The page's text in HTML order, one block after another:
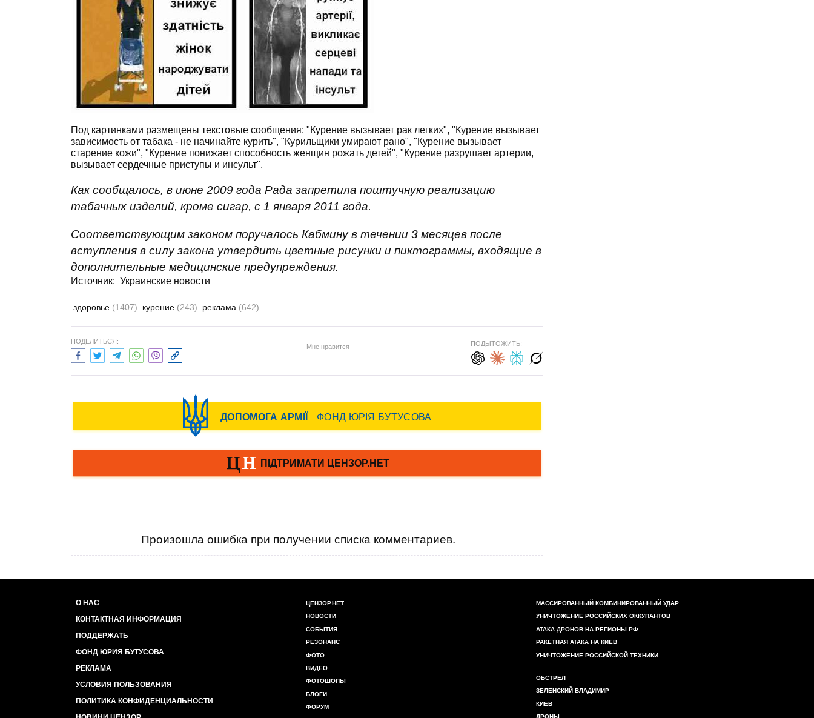
Под картинками размещены текстовые сообщения: "Курение вызывает рак легких", "Курение вызывает
зависимость от табака - не начинайте курить", "Курильщики умирают рано", "Курение вызывает
старение кожи", "Курение понижает способность женщин рожать детей", "Курение разрушает артерии,
вызывает сердечные приступы и инсульт".
Как сообщалось, в июне 2009 года Рада запретила поштучную реализацию
табачных изделий, кроме сигар, с 1 января 2011 года.
Соответствующим законом поручалось Кабмину в течении 3 месяцев после
вступления в силу закона утвердить цветные рисунки и пиктограммы, входящие в
дополнительные медицинские предупреждения.
Источник: Украинские новости
здоровье (1407) курение (243) реклама (642)
ПОДЕЛИТЬСЯ:
Мне нравится ПОДЫТОЖИТЬ:
Произошла ошибка при получении списка комментариев.
О НАС
КОНТАКТНАЯ ИНФОРМАЦИЯ
ПОДДЕРЖАТЬ
ФОНД ЮРИЯ БУТУСОВА
РЕКЛАМА
УСЛОВИЯ ПОЛЬЗОВАНИЯ
ПОЛИТИКА КОНФИДЕНЦИАЛЬНОСТИ
ЦЕНЗОР.НЕТ
НОВОСТИ
СОБЫТИЯ
РЕЗОНАНС
ФОТО
ВИДЕО
ФОТОШОПЫ
БЛОГИ
ФОРУМ
МАССИРОВАННЫЙ КОМБИНИРОВАННЫЙ УДАР
УНИЧТОЖЕНИЕ РОССИЙСКИХ ОККУПАНТОВ
АТАКА ДРОНОВ НА РЕГИОНЫ РФ
РАКЕТНАЯ АТАКА НА КИЕВ
УНИЧТОЖЕНИЕ РОССИЙСКОЙ ТЕХНИКИ
ОБСТРЕЛ
ЗЕЛЕНСКИЙ ВЛАДИМИР
КИЕВ
ДРОНЫ